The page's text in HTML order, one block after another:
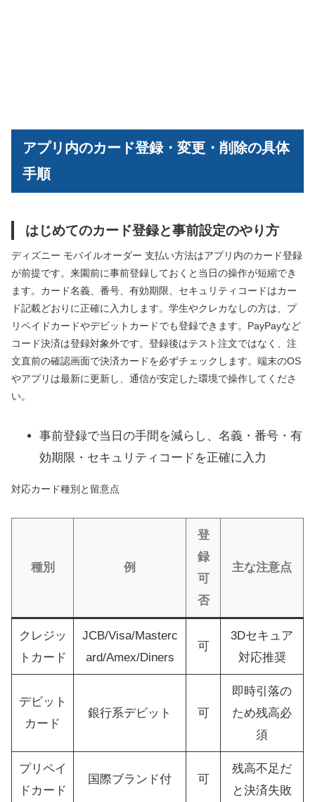
アプリ内のカード登録・変更・削除の具体
手順
はじめてのカード登録と事前設定のやり方
ディズニー モバイルオーダー 支払い方法はアプリ内のカード登録
が前提です。来園前に事前登録しておくと当日の操作が短縮でき
ます。カード名義、番号、有効期限、セキュリティコードはカー
ド記載どおりに正確に入力します。学生やクレカなしの方は、プ
リペイドカードやデビットカードでも登録できます。PayPayなど
コード決済は登録対象外です。登録後はテスト注文ではなく、注
文直前の確認画面で決済カードを必ずチェックします。端末のOS
やアプリは最新に更新し、通信が安定した環境で操作してくださ
い。
事前登録で当日の手間を減らし、名義・番号・有
効期限・セキュリティコードを正確に入力
対応カード種別と留意点
種別 例
登
録
可
否
主な注意点
クレジッ
トカード
JCB/Visa/Masterc
ard/Amex/Diners
可
3Dセキュア
対応推奨
デビット
カード
銀行系デビット 可
即時引落の
ため残高必
須
プリペイ
ドカード
国際ブランド付 可
残高不足だ
と決済失敗